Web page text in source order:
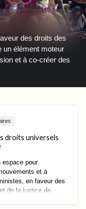
des droits des
un élément moteur
et à co-créer des
droits universels
espace pour
et à
en faveur des
de la justice de